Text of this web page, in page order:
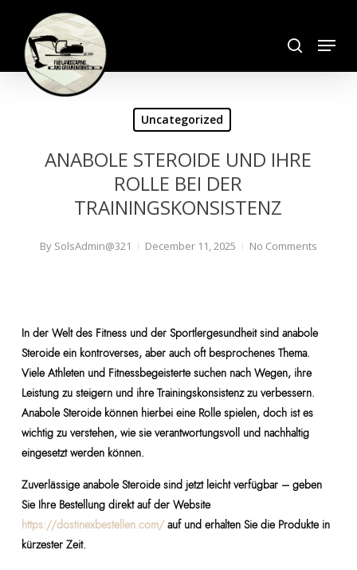
main
content
Menu
Uncategorized
ANABOLE STEROIDE UND IHRE
ROLLE BEI DER
TRAININGSKONSISTENZ
By SolsAdmin@321 December 11, 2025 No Comments
In der Welt des Fitness und der Sportlergesundheit sind anabole
Steroide ein kontroverses, aber auch oft besprochenes Thema.
Viele Athleten und Fitnessbegeisterte suchen nach Wegen, ihre
Leistung zu steigern und ihre Trainingskonsistenz zu verbessern.
Anabole Steroide können hierbei eine Rolle spielen, doch ist es
wichtig zu verstehen, wie sie verantwortungsvoll und nachhaltig
eingesetzt werden können.
Zuverlässige anabole Steroide sind jetzt leicht verfügbar – geben
Sie Ihre Bestellung direkt auf der Website
https://dostinexbestellen.com/auf und erhalten Sie die Produkte in
kürzester Zeit.
Close
Menu